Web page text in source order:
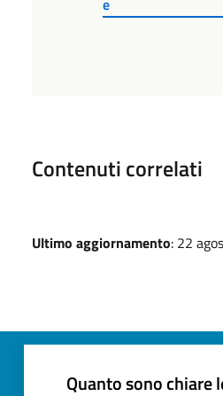
Contenuti correlati
Ultimo aggiornamento: 22
Quanto sono chiare